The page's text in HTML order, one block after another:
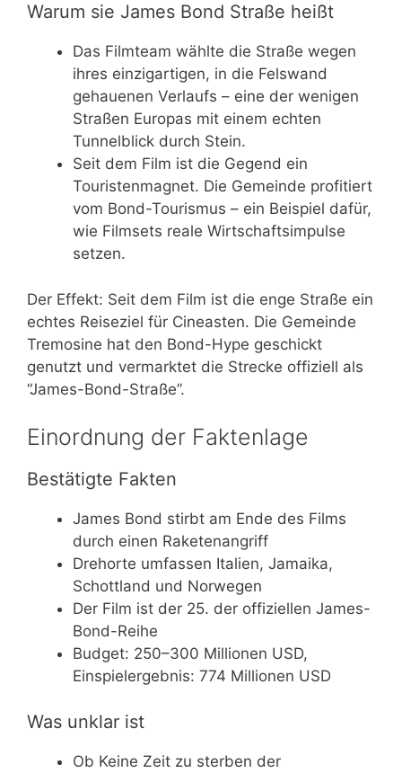
Warum sie James Bond Straße heißt
Das Filmteam wählte die Straße wegen
ihres einzigartigen, in die Felswand
gehauenen Verlaufs – eine der wenigen
Straßen Europas mit einem echten
Tunnelblick durch Stein.
Seit dem Film ist die Gegend ein
Touristenmagnet. Die Gemeinde profitiert
vom Bond-Tourismus – ein Beispiel dafür,
wie Filmsets reale Wirtschaftsimpulse
setzen.
Der Effekt: Seit dem Film ist die enge Straße ein
echtes Reiseziel für Cineasten. Die Gemeinde
Tremosine hat den Bond-Hype geschickt
genutzt und vermarktet die Strecke offiziell als
“James-Bond-Straße”.
Einordnung der Faktenlage
Bestätigte Fakten
James Bond stirbt am Ende des Films
durch einen Raketenangriff
Drehorte umfassen Italien, Jamaika,
Schottland und Norwegen
Der Film ist der 25. der offiziellen James-
Bond-Reihe
Budget: 250–300 Millionen USD,
Einspielergebnis: 774 Millionen USD
Was unklar ist
Ob Keine Zeit zu sterben der